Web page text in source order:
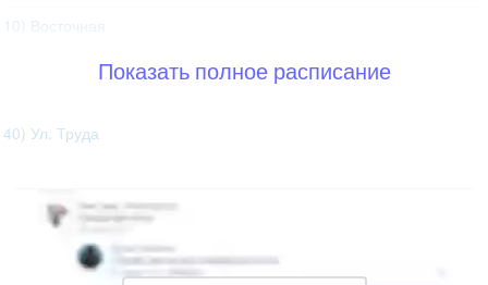
10) Восточная
Показать полное расписание
40) Ул. Труда